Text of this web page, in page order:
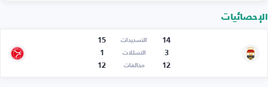
الإحصائيات
14 التسديدات
15
3
التسللات
1
12
مخالفات 12